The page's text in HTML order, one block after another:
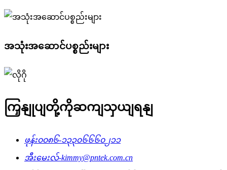
အသုံးအဆောင်ပစ္စည်းများ
ကြှနျုပျတို့ကိုဆကျသှယျရနျ
ဖုန်း၀၀၈၆-၁၃၃၀၆၆၆၀၂၁၁
အီးမေးလ်-kimmy@pntek.com.cn